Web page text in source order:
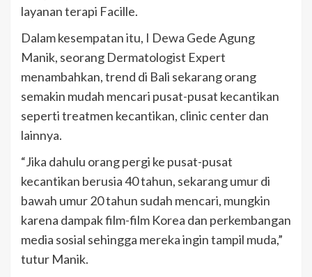
layanan terapi Facille.
Dalam kesempatan itu, I Dewa Gede Agung
Manik, seorang Dermatologist Expert
menambahkan, trend di Bali sekarang orang
semakin mudah mencari pusat-pusat kecantikan
seperti treatmen kecantikan, clinic center dan
lainnya.
“Jika dahulu orang pergi ke pusat-pusat
kecantikan berusia 40 tahun, sekarang umur di
bawah umur 20 tahun sudah mencari, mungkin
karena dampak film-film Korea dan perkembangan
media sosial sehingga mereka ingin tampil muda,”
tutur Manik.